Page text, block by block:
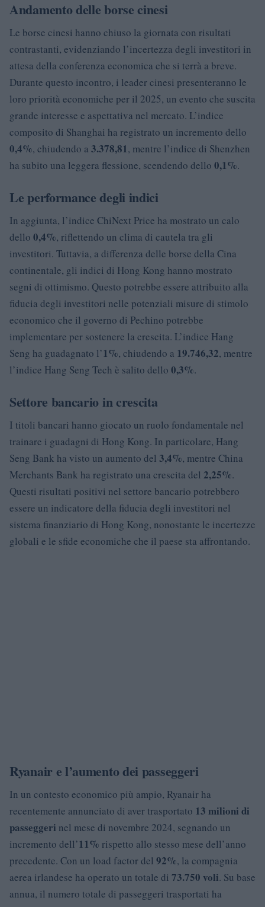
Andamento delle borse cinesi
Le borse cinesi hanno chiuso la giornata con risultati
contrastanti, evidenziando l’incertezza degli investitori in
attesa della conferenza economica che si terrà a breve.
Durante questo incontro, i leader cinesi presenteranno le
loro priorità economiche per il 2025, un evento che suscita
grande interesse e aspettativa nel mercato. L’indice
composito di Shanghai ha registrato un incremento dello
0,4%, chiudendo a 3.378,81, mentre l’indice di Shenzhen
ha subito una leggera flessione, scendendo dello 0,1%.
Le performance degli indici
In aggiunta, l’indice ChiNext Price ha mostrato un calo
dello 0,4%, riflettendo un clima di cautela tra gli
investitori. Tuttavia, a differenza delle borse della Cina
continentale, gli indici di Hong Kong hanno mostrato
segni di ottimismo. Questo potrebbe essere attribuito alla
fiducia degli investitori nelle potenziali misure di stimolo
economico che il governo di Pechino potrebbe
implementare per sostenere la crescita. L’indice Hang
Seng ha guadagnato l’1%, chiudendo a 19.746,32, mentre
l’indice Hang Seng Tech è salito dello 0,3%.
Settore bancario in crescita
I titoli bancari hanno giocato un ruolo fondamentale nel
trainare i guadagni di Hong Kong. In particolare, Hang
Seng Bank ha visto un aumento del 3,4%, mentre China
Merchants Bank ha registrato una crescita del 2,25%.
Questi risultati positivi nel settore bancario potrebbero
essere un indicatore della fiducia degli investitori nel
sistema finanziario di Hong Kong, nonostante le incertezze
globali e le sfide economiche che il paese sta affrontando.
Ryanair e l’aumento dei passeggeri
In un contesto economico più ampio, Ryanair ha
recentemente annunciato di aver trasportato 13 milioni di
passeggeri nel mese di novembre 2024, segnando un
incremento dell’11% rispetto allo stesso mese dell’anno
precedente. Con un load factor del 92%, la compagnia
aerea irlandese ha operato un totale di 73.750 voli. Su base
annua, il numero totale di passeggeri trasportati ha